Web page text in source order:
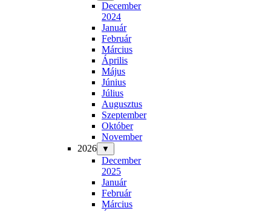
December
2024
Január
Február
Március
Április
Május
Június
Július
Augusztus
Szeptember
Október
November
2026
▼
December
2025
Január
Február
Március